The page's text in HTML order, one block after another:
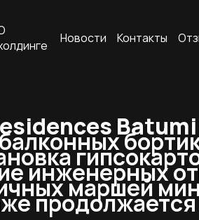
Новости Контакты
инженерных
маршей
продолжается